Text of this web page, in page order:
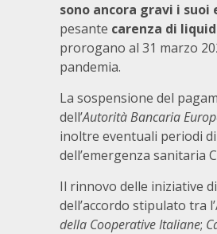
sono ancora gravi i
pesante carenza di
prorogano al 31 marzo
pandemia.
La sospensione del
dell’Autorità Bancaria
inoltre eventuali periodi
dell’emergenza sanitaria
Il rinnovo delle iniziative
dell’accordo stipulato tra
della Cooperative Italiane;